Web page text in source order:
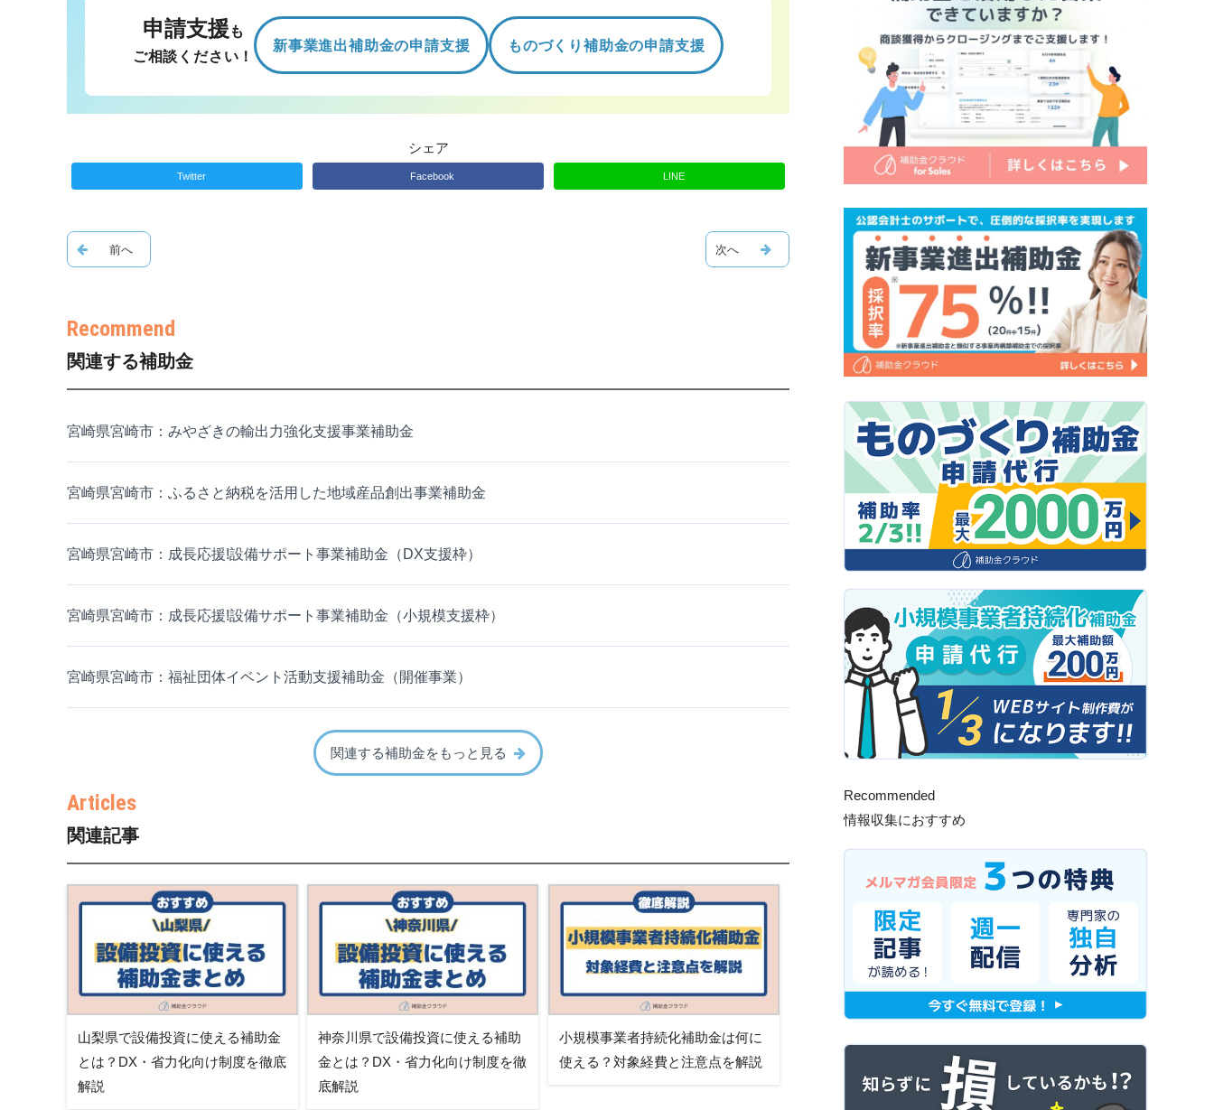
申請支援 も
ご相談ください！
新事業進出補助金の申請支援 ものづくり補助金の申請支援
シェア
Twitter Facebook LINE
関連する補助金
宮崎県宮崎市：みやざきの輸出力強化支援事業補助金
宮崎県宮崎市：ふるさと納税を活用した地域産品創出事業補助金
宮崎県宮崎市：成長応援!設備サポート事業補助金（DX支援枠）
宮崎県宮崎市：成長応援!設備サポート事業補助金（小規模支援枠）
宮崎県宮崎市：福祉団体イベント活動支援補助金（開催事業）
関連する補助金をもっと見る
関連記事
山梨県で設備投資に使える補助金
とは？DX・省力化向け制度を徹底
解説
神奈川県で設備投資に使える補助
金とは？DX・省力化向け制度を徹
底解説
小規模事業者持続化補助金は何に
使える？対象経費と注意点を解説
Recommended
情報収集におすすめ